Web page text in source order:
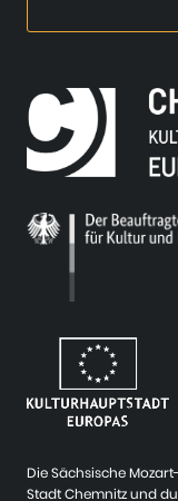
Die Sächsische
Stadt Chemnitz und